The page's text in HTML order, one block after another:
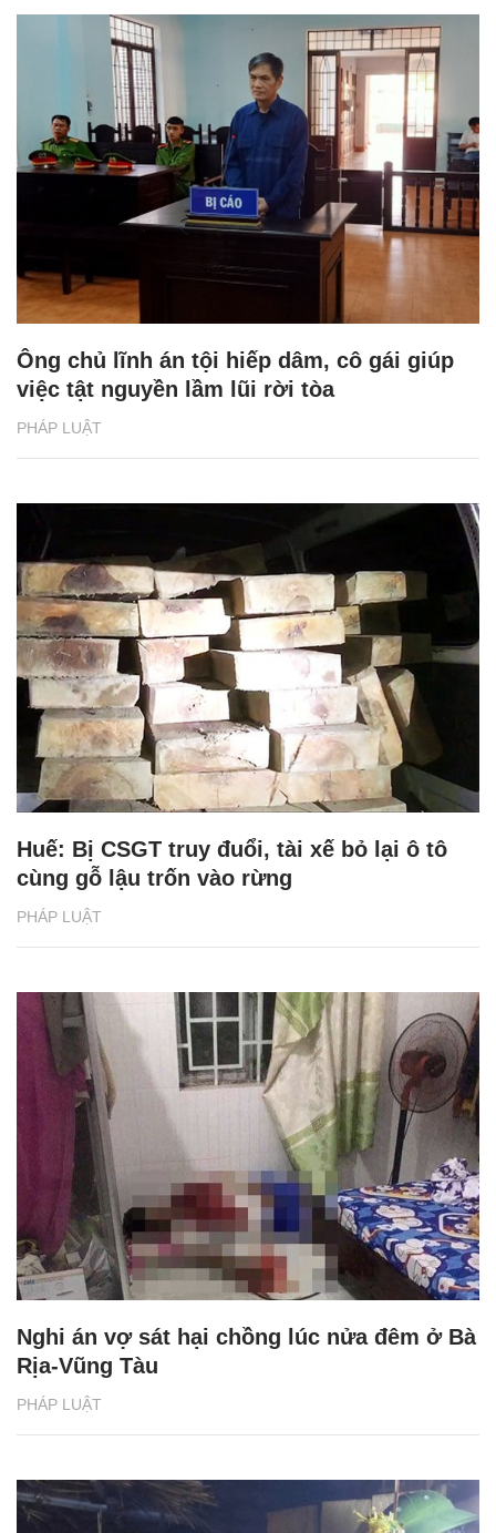
PHÁP LUẬT
Ông chủ lĩnh án tội hiếp dâm, cô gái giúp
việc tật nguyền lầm lũi rời tòa
PHÁP LUẬT
Huế: Bị CSGT truy đuổi, tài xế bỏ lại ô tô
cùng gỗ lậu trốn vào rừng
PHÁP LUẬT
Nghi án vợ sát hại chồng lúc nửa đêm ở Bà
Rịa-Vũng Tàu